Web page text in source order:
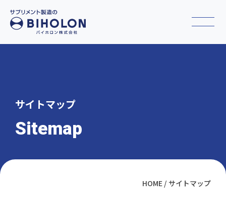
サイトマップ
Sitemap
HOME サイトマップ